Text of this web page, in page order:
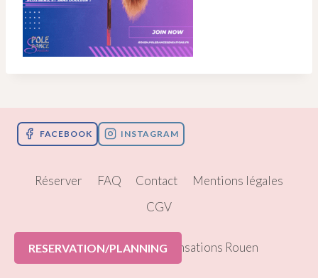
FACEBOOK INSTAGRAM
Réserver FAQ Contact
Mentions légales
CGV
© 2026 Pole Dance Sensations Rouen
RESERVATION/PLANNING